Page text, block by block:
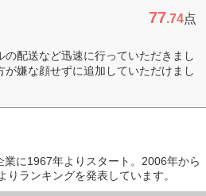
77.74点
配送など迅速に行っていただきまし
嫌な顔せずに追加していただけまし
に1967年よりスタート。2006年から
ランキングを発表しています。